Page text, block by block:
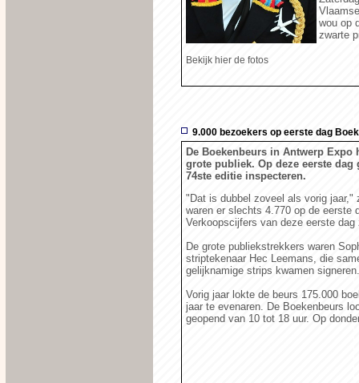
wou op
zwarte
Bekijk hier de fotos
9.000 bezoekers op eerste dag
De Boekenbeurs in Antwerp
grote publiek. Op deze eerste dag
74ste editie inspecteren.
"Dat is dubbel zoveel als vorig jaar,"
waren er slechts 4.770 op de eerste
Verkoopscijfers van deze eerste dag
De grote publiekstrekkers waren
striptekenaar Hec Leemans, die
gelijknamige strips kwamen
Vorig jaar lokte de beurs 175.000
jaar te evenaren. De Boekenbeurs
geopend van 10 tot 18 uur. Op